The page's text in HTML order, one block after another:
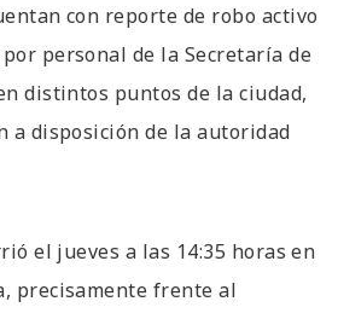
con reporte de robo activo
personal de la Secretaría de
distintos puntos de la ciudad,
a disposición de la autoridad
el jueves a las 14:35 horas en
precisamente frente al